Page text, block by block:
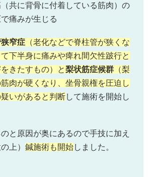
共に背骨に付着している筋肉）の
痛みが生じる
窄症 （老化などで脊柱管が狭くな
下半身に痛みや痺れ間欠性跛行と
きたすもの）と梨状筋症候群 （梨
肉が硬くなり、坐骨親権を圧迫し
いがあると判断して施術を開始し
と原因が奥にあるので手技に加え
上） 鍼施術も開始しました。